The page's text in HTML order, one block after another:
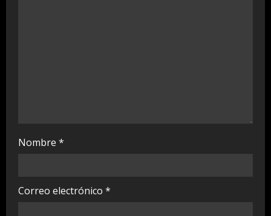
Nombre *
Correo electrónico *